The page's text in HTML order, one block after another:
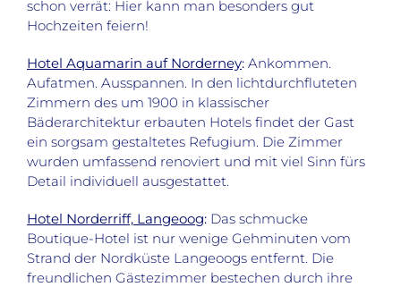
schon verrät: Hier kann man besonders gut
Hochzeiten feiern!
Hotel Aquamarin auf Norderney: Ankommen.
Aufatmen. Ausspannen. In den lichtdurchfluteten
Zimmern des um 1900 in klassischer
Bäderarchitektur erbauten Hotels findet der Gast
ein sorgsam gestaltetes Refugium. Die Zimmer
wurden umfassend renoviert und mit viel Sinn fürs
Detail individuell ausgestattet.
Hotel Norderriff, Langeoog: Das schmucke
Boutique-Hotel ist nur wenige Gehminuten vom
Strand der Nordküste Langeoogs entfernt. Die
freundlichen Gästezimmer bestechen durch ihre